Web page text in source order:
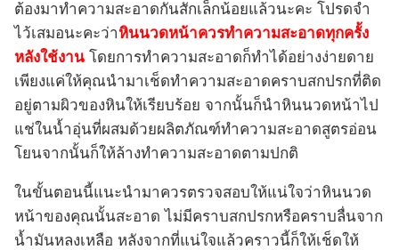
ต้องมาทำความสะอาดกันสักเล็กน้อยแล้วนะคะ โปรดจำ
ไว้เสมอนะคะว่าหินนวดหน้าควรทำความสะอาดทุกครั้ง
หลังใช้งาน โดยการทำความสะอาดก็ทำได้อย่างง่ายดาย
เพียงแค่ให้คุณนำมาเช็ดทำความสะอาดคราบสกปรกที่ติด
อยู่ตามผิวของหินให้เรียบร้อย จากนั้นก็นำหินนวดหน้าไป
แช่ในน้ำอุ่นที่ผสมด้วยผลิตภัณฑ์ทำความสะอาดสูตรอ่อน
โยนจากนั้นก็ให้ล้างทำความสะอาดตามปกติ
ในขั้นตอนนี้แนะนำมาควรตรวจสอบให้แน่ใจว่าหินนวด
หน้าของคุณนั้นสะอาด ไม่มีคราบสกปรกหรือคราบลื่นจาก
น้ำมันหลงเหลือ หลังจากที่แน่ใจแล้วคราวนี้ก็ให้เช็ดให้